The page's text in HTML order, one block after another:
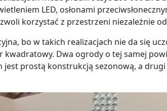
LED, osłonami
korzystać z przestrzeni niezależnie
bo w takich realizacjach nie da się
kwadratowy. Dwa ogrody o tej samej
jest prostą konstrukcją sezonową, a